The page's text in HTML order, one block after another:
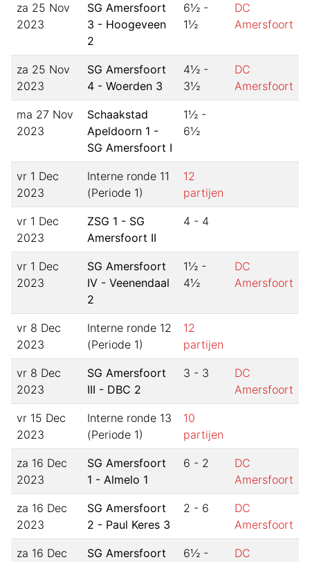
za 25 Nov
2023
SG Amersfoort
3 - Hoogeveen
2
6½ -
1½
DC
Amersfoort
za 25 Nov
2023
SG Amersfoort
4 - Woerden 3
4½ -
3½
DC
Amersfoort
ma 27 Nov
2023
Schaakstad
Apeldoorn 1 -
SG Amersfoort I
1½ -
6½
vr 1 Dec
2023
Interne ronde 11
(Periode 1)
12
partijen
vr 1 Dec
2023
ZSG 1 - SG
Amersfoort II
4 - 4
vr 1 Dec
2023
SG Amersfoort
IV - Veenendaal
2
1½ -
4½
DC
Amersfoort
vr 8 Dec
2023
Interne ronde 12
(Periode 1)
12
partijen
vr 8 Dec
2023
SG Amersfoort
III - DBC 2
3 - 3
DC
Amersfoort
vr 15 Dec
2023
Interne ronde 13
(Periode 1)
10
partijen
za 16 Dec
2023
SG Amersfoort
1 - Almelo 1
6 - 2
DC
Amersfoort
za 16 Dec
2023
SG Amersfoort
2 - Paul Keres 3
2 - 6
DC
Amersfoort
za 16 Dec
SG Amersfoort
6½ -
DC